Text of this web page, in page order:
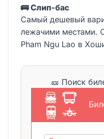
🚌 Слип-бас
Самый дешевый
лежачими местами.
Pham Ngu Lao в
🎫 Поиск